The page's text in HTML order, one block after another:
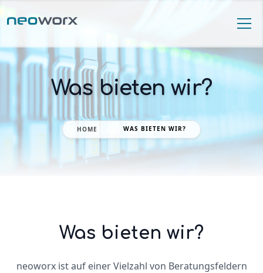
Was bieten wir?
HOME WAS BIETEN WIR?
Was bieten wir?
neoworx ist auf einer Vielzahl von Beratungsfeldern